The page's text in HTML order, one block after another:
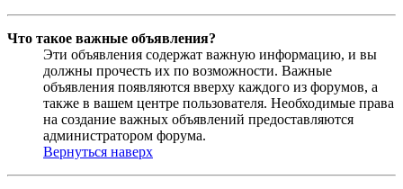
Что такое важные объявления?
Эти объявления содержат важную информацию, и вы
должны прочесть их по возможности. Важные
объявления появляются вверху каждого из форумов, а
также в вашем центре пользователя. Необходимые права
на создание важных объявлений предоставляются
администратором форума.
Вернуться наверх